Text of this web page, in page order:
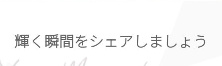
輝く瞬間をシェアしましょう